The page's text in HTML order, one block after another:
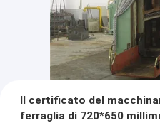
Il certificato del
ferraglia di 720*650